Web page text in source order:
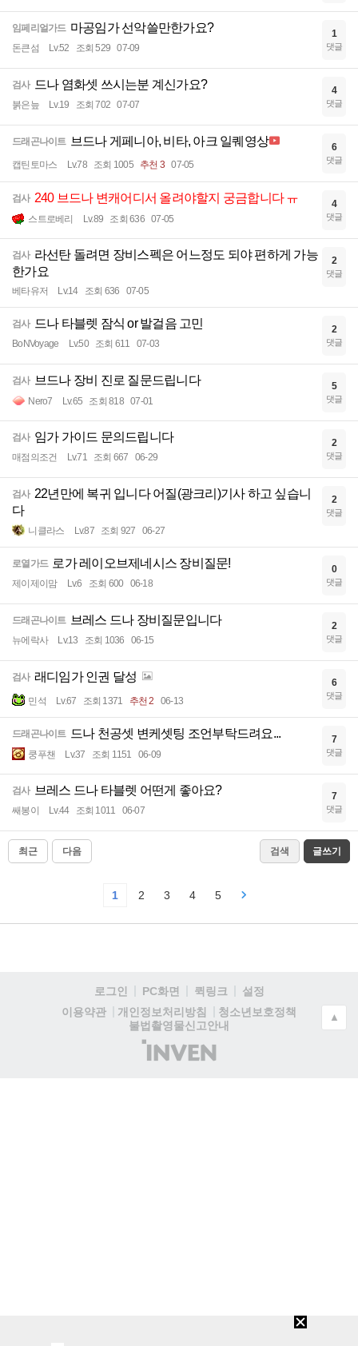
임페리얼가드 마공임가 선악쓸만한가요?
돈큰섬 Lv.52 조회 529 07-09
1
댓글
검사 드나 염화셋 쓰시는분 계신가요?
붉은늪 Lv.19 조회 702 07-07
4
댓글
드래곤나이트 브드나 게페니아, 비타, 아크 일퀘영상
캡틴토마스 Lv.78 조회 1005 추천 3 07-05
6
댓글
검사 240 브드나 변캐어디서 올려야할지 궁금합니다 ㅠ
스트로베리 Lv.89 조회 636 07-05
4
댓글
검사 라선탄 돌려면 장비스펙은 어느정도 되야 편하게 가능
한가요
베타유저 Lv.14 조회 636 07-05
2
댓글
검사 드나 타블렛 잠식 or 발걸음 고민
BoNVoyage Lv.50 조회 611 07-03
2
댓글
검사 브드나 장비 진로 질문드립니다
Nero7 Lv.65 조회 818 07-01
5
댓글
검사 임가 가이드 문의드립니다
매점의조건 Lv.71 조회 667 06-29
2
댓글
검사 22년만에 복귀 입니다 어질(광크리)기사 하고 싶습니
다
니클라스 Lv.87 조회 927 06-27
2
댓글
로열가드 로가 레이오브제네시스 장비질문!
제이제이맘 Lv.6 조회 600 06-18
0
댓글
드래곤나이트 브레스 드나 장비질문입니다
뉴에락사 Lv.13 조회 1036 06-15
2
댓글
검사 래디임가 인권 달성
민석 Lv.67 조회 1371 추천 2 06-13
6
댓글
드래곤나이트 드나 천공셋 변케셋팅 조언부탁드려요...
쿵푸챈 Lv.37 조회 1151 06-09
7
댓글
검사 브레스 드나 타블렛 어떤게 좋아요?
쌔봉이 Lv.44 조회 1011 06-07
7
댓글
최근 다음 검색 글쓰기
1 2 3 4 5
로그인 PC화면 퀵링크
설정
이용약관
개인정보처리방침
청소년보호정책
불법촬영물신고안내
(주)
인
▲